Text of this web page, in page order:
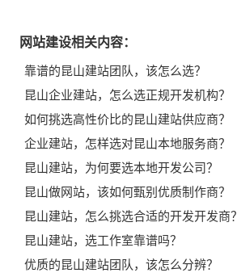
网站建设相关内容：
靠谱的昆山建站团队，该怎么选？
昆山企业建站，怎么选正规开发机构？
如何挑选高性价比的昆山建站供应商？
企业建站，怎样选对昆山本地服务商？
昆山建站，为何要选本地开发公司？
昆山做网站，该如何甄别优质制作商？
昆山建站，怎么挑选合适的开发开发商？
昆山建站，选工作室靠谱吗？
优质的昆山建站团队，该怎么分辨？